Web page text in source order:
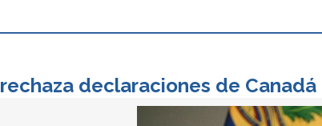
declaraciones de